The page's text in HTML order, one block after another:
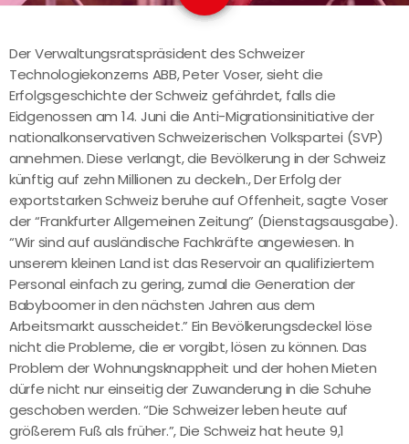
Der Verwaltungsratspräsident des Schweizer
Technologiekonzerns ABB, Peter Voser, sieht die
Erfolgsgeschichte der Schweiz gefährdet, falls die
Eidgenossen am 14. Juni die Anti-Migrationsinitiative der
nationalkonservativen Schweizerischen Volkspartei (SVP)
annehmen. Diese verlangt, die Bevölkerung in der Schweiz
künftig auf zehn Millionen zu deckeln., Der Erfolg der
exportstarken Schweiz beruhe auf Offenheit, sagte Voser
der “Frankfurter Allgemeinen Zeitung” (Dienstagsausgabe).
“Wir sind auf ausländische Fachkräfte angewiesen. In
unserem kleinen Land ist das Reservoir an qualifiziertem
Personal einfach zu gering, zumal die Generation der
Babyboomer in den nächsten Jahren aus dem
Arbeitsmarkt ausscheidet.” Ein Bevölkerungsdeckel löse
nicht die Probleme, die er vorgibt, lösen zu können. Das
Problem der Wohnungsknappheit und der hohen Mieten
dürfe nicht nur einseitig der Zuwanderung in die Schuhe
geschoben werden. “Die Schweizer leben heute auf
größerem Fuß als früher.”, Die Schweiz hat heute 9,1